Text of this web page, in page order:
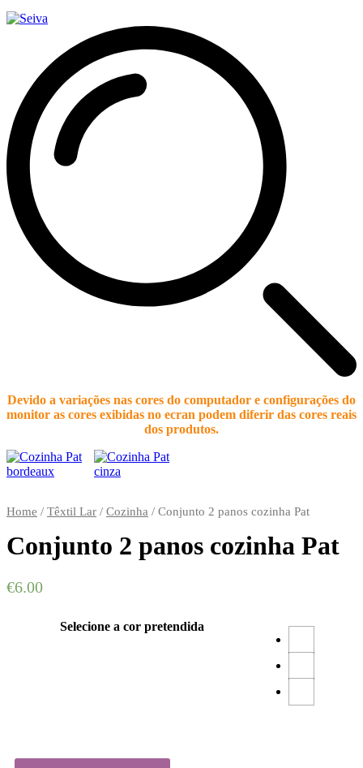
Devido a variações nas cores do computador e configurações do
monitor as cores exibidas no ecran podem diferir das cores reais
dos produtos.
Home / Têxtil Lar / Cozinha / Conjunto 2 panos cozinha Pat
Conjunto 2 panos cozinha Pat
€6.00
Selecione a cor pretendida